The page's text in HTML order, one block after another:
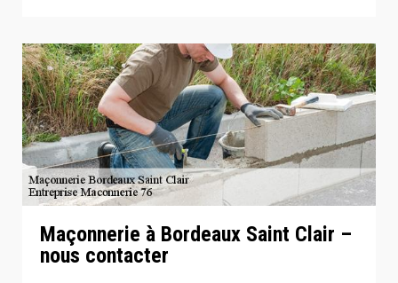
Maçonnerie à Bordeaux Saint Clair –
nous contacter